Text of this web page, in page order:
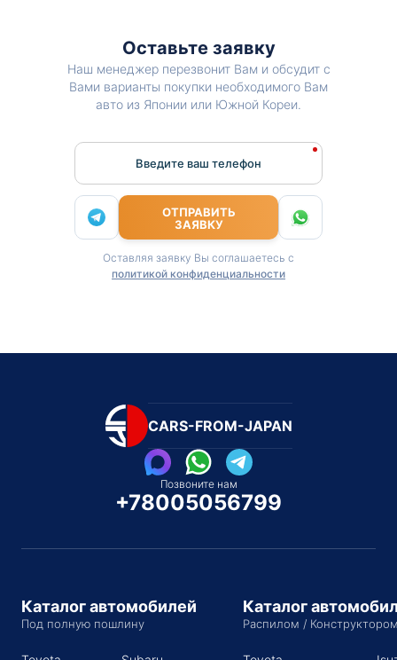
Оставьте заявку
Наш менеджер перезвонит Вам и обсудит с
Вами варианты покупки необходимого Вам
авто из Японии или Южной Кореи.
Введите ваш телефон
ОТПРАВИТЬ
ЗАЯВКУ
Оставляя заявку Вы соглашаетесь с
политикой конфиденциальности
CARS-FROM-JAPAN
Позвоните нам
+78005056799
Каталог автомобилей
Под полную пошлину
Каталог
Распилом /